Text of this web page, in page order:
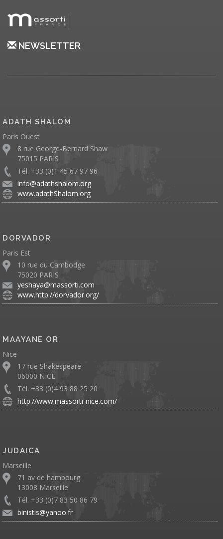
NEWSLETTER
ADATH SHALOM
Paris Ouest
8 rue George-Bernard Shaw
75015 PARIS
Tél. +33 (0)1 45 67 97 96
info@adathshalom.org
www.adathShalom.org
DORVADOR
Paris Est
10 rue du Cambodge
75020 PARIS
yeshaya@massorti.com
www.http://dorvador.org/
MAAYANE OR
Nice
17 rue Shakespeare
06000 NICE
Tél. +33 (0)4 93 88 25 20
http://www.massorti-nice.com/
JUDAICA
Marseille
71 av de hambourg
13008 Marseille
Tél. +33 (0)7 83 50 86 79
binistis@yahoo.fr